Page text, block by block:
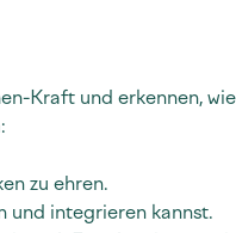
Kraft und erkennen,
zu ehren.
und integrieren kannst.